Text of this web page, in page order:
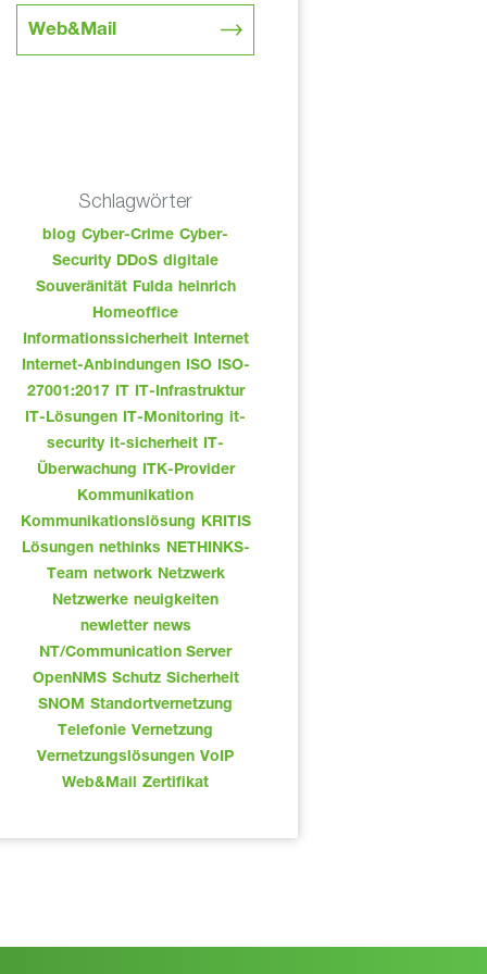
Web&Mail
Schlagwörter
blog Cyber-Crime Cyber-
Security DDoS digitale
Souveränität Fulda heinrich
Homeoffice
Informationssicherheit Internet
Internet-Anbindungen ISO ISO-
27001:2017 IT
IT-Infrastruktur
IT-Lösungen IT-Monitoring
it-
security it-sicherheit IT-
Überwachung
ITK-Provider
Kommunikation
Kommunikationslösung
KRITIS
Lösungen nethinks NETHINKS-
Team network Netzwerk
Netzwerke neuigkeiten
newletter news
NT/Communication Server
OpenNMS Schutz Sicherheit
SNOM Standortvernetzung
Telefonie Vernetzung
Vernetzungslösungen VoIP
Web&Mail Zertifikat